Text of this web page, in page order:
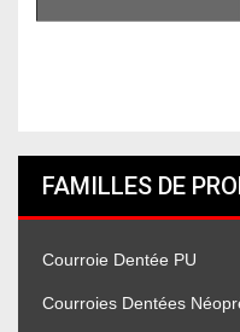
FAMILLES DE
Courroie Dentée PU
Courroies Dentées